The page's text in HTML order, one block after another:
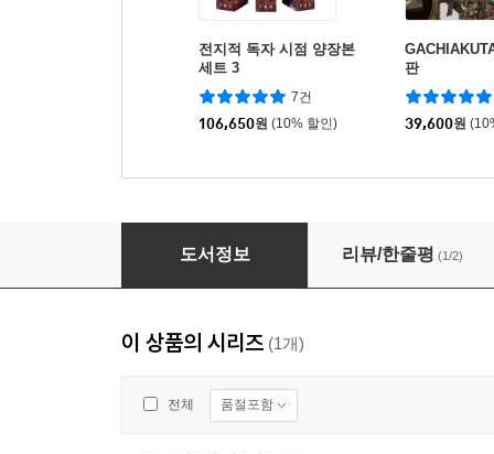
전지적 독자 시점 양장본
세트 3
7건
106,650원 (10% 할인)
판
39,600원
슬렁슬렁 가위바위보 1
도서정보 리뷰/한줄평 (1/2)
이 상품의 시리즈 (1개)
전체 품절포함